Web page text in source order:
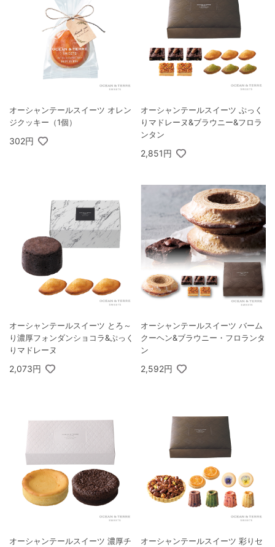
オーシャンテールスイーツ オレン
ジクッキー（1個）
302円
オーシャンテールスイーツ ぷっく
りマドレーヌ&ブラウニー&フロラ
ンタン
2,851円
オーシャンテールスイーツ とろ～
り濃厚フォンダンショコラ&ぷっく
りマドレーヌ
2,073円
オーシャンテールスイーツ バーム
クーヘン&ブラウニー・フロランタ
ン
2,592円
オーシャンテールスイーツ 濃厚チ
オーシャンテールスイーツ 彩りセ